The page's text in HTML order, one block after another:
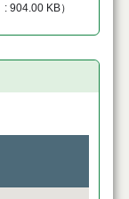
904.00 KB）